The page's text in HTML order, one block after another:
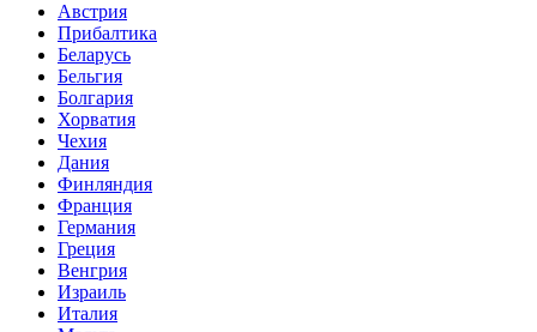
Австрия
Прибалтика
Беларусь
Бельгия
Болгария
Хорватия
Чехия
Дания
Финляндия
Франция
Германия
Греция
Венгрия
Израиль
Италия